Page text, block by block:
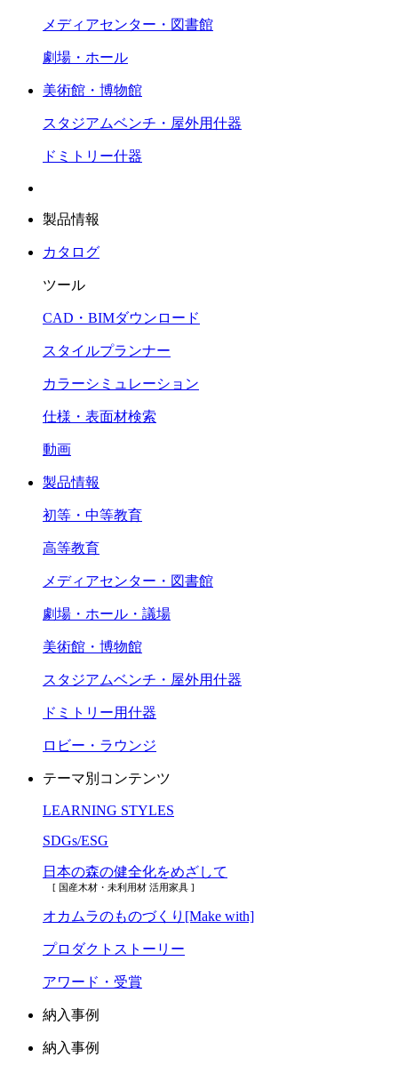
メディアセンター・図書館
劇場・ホール
美術館・博物館
スタジアムベンチ・屋外用什器
ドミトリー什器
製品情報
カタログ
ツール
CAD・BIMダウンロード
スタイルプランナー
カラーシミュレーション
仕様・表面材検索
動画
製品情報
初等・中等教育
高等教育
メディアセンター・図書館
劇場・ホール・議場
美術館・博物館
スタジアムベンチ・屋外用什器
ドミトリー用什器
ロビー・ラウンジ
テーマ別コンテンツ
LEARNING STYLES
SDGs/ESG
日本の森の健全化をめざして
[ 国産木材・未利用材 活用家具 ]
オカムラのものづくり[Make with]
プロダクトストーリー
アワード・受賞
納入事例
納入事例